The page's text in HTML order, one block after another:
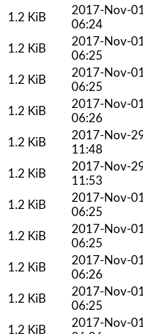
1.2 KiB
2017-Nov-
06:24
1.2 KiB
2017-Nov-
06:25
1.2 KiB
2017-Nov-
06:25
1.2 KiB
2017-Nov-
06:26
1.2 KiB
2017-Nov-
11:48
1.2 KiB
2017-Nov-
11:53
1.2 KiB
2017-Nov-
06:25
1.2 KiB
2017-Nov-
06:25
1.2 KiB
2017-Nov-
06:26
1.2 KiB
2017-Nov-
06:25
1.2 KiB
2017-Nov-